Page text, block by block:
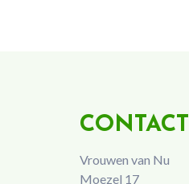
CONTACT
Vrouwen van Nu
Moezel 17